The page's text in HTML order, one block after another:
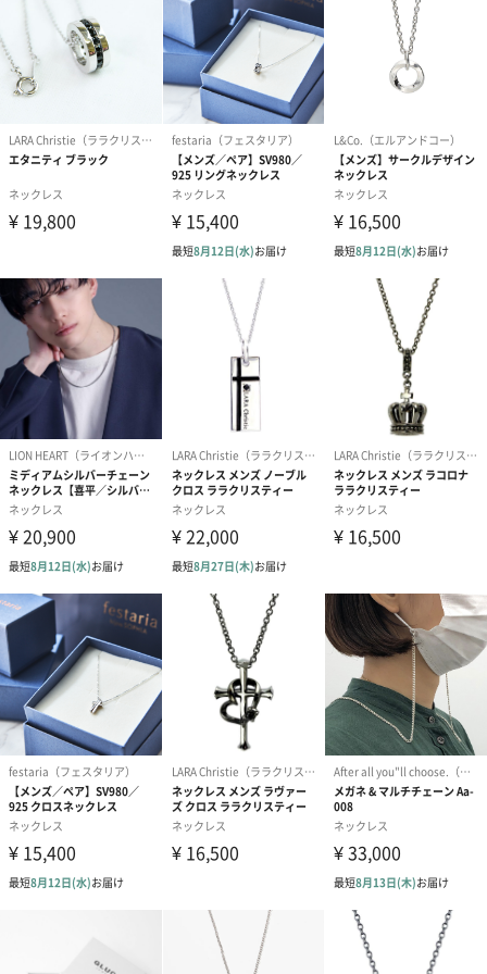
あり（280円）
メッセージカード（通常・写真・グリーティング）
誕生日や結婚祝い・出産祝いなど、様々なシーンのメッセージカ
ードを同梱します。
メッセージカードや封筒のデザインは一部変更する場合がありま
す。
写真付きメッセージカ
ード（680円）
ード（Thank you）ピ
ンク（680円）
【誕生日】
Birthday ホワ
刷なし）（
結婚祝いちょい足しギフト
結婚祝いギフトへの＋αにおすすめです。新生活を彩るギフトオプ
ションをご用意いたしました。
商品と同梱してお届けいたします。
ブライダルロリポップ
ドレス（いちご味)
ブライダルロリポップ
タキシード（コーラ味)
（1,122円）
今治タオルケ
ンドタオル・
タオル）（